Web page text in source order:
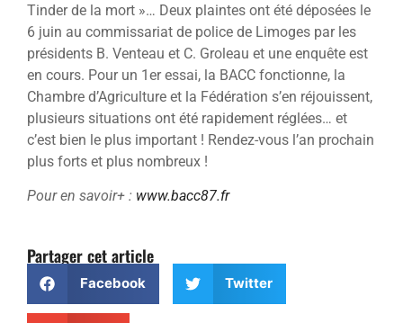
Tinder de la mort »… Deux plaintes ont été déposées le
6 juin au commissariat de police de Limoges par les
présidents B. Venteau et C. Groleau et une enquête est
en cours. Pour un 1er essai, la BACC fonctionne, la
Chambre d’Agriculture et la Fédération s’en réjouissent,
plusieurs situations ont été rapidement réglées… et
c’est bien le plus important ! Rendez-vous l’an prochain
plus forts et plus nombreux !
Pour en savoir+ : www.bacc87.fr
Partager cet article
Facebook Twitter